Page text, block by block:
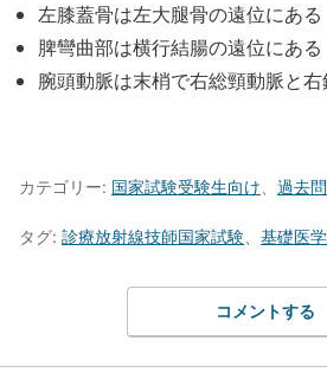
左膝蓋骨は左大腿骨の遠位にある
脾彎曲部は横行結腸の遠位にある
腕頭動脈は末梢で右総頸動脈と
カテゴリー: 国家試験受験生向け 過去問
タグ: 診療放射線技師国家試験 基礎医
コメントする